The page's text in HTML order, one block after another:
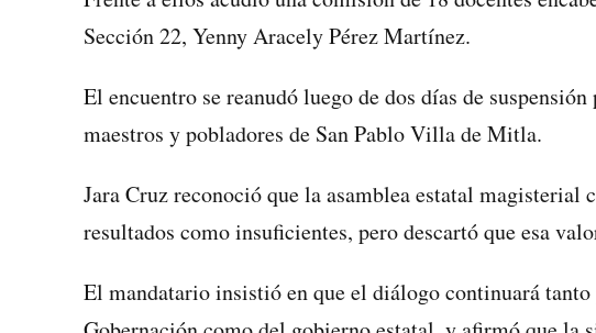
Sección 22, Yenny Aracely Pérez Martínez.
El encuentro se reanudó luego de dos días de
maestros y pobladores de San Pablo Villa de Mitla.
Jara Cruz reconoció que la asamblea estatal magisterial
resultados como insuficientes, pero descartó que esa
El mandatario insistió en que el diálogo continuará